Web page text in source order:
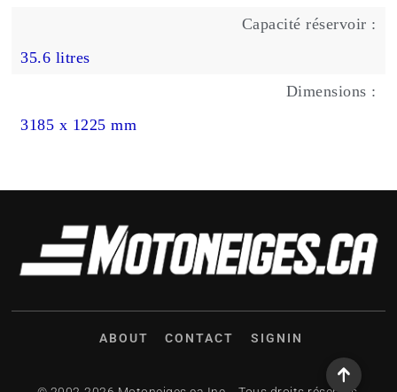
Capacité réservoir :
35.6 litres
Dimensions :
3185 x 1225 mm
ABOUT CONTACT SIGNIN